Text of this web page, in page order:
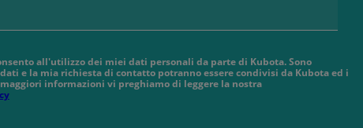
all'utilizzo dei miei dati personali da parte di Kubota. Sono
e la mia richiesta di contatto potranno essere condivisi da Kubota ed i
informazioni vi preghiamo di leggere la nostra